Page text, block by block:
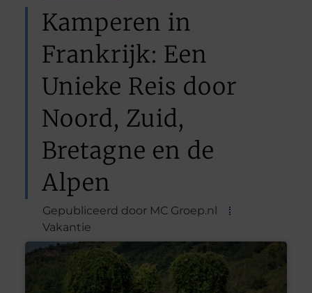
Kamperen in
Frankrijk: Een
Unieke Reis door
Noord, Zuid,
Bretagne en de
Alpen
Gepubliceerd door MC Groep.nl
Vakantie